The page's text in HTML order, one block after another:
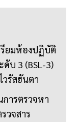
รียมห้องปฏิบัติ
บ 3 (BSL-3)
วรัสฮันตา
ารตรวจหา
วจสาร